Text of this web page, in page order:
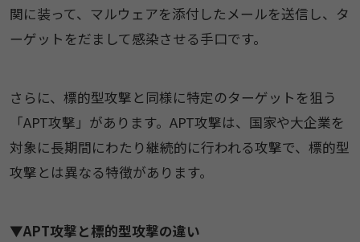
関に装って、マルウェアを添付したメールを送信し、タ
ーゲットをだまして感染させる手口です。​
さらに、標的型攻撃と同様に特定のターゲットを狙う
「APT攻撃」があります。APT攻撃は、国家や大企業を
対象に長期間にわたり継続的に行われる攻撃で、標的型
攻撃とは異なる特徴があります。
▼APT攻撃と標的型攻撃の違い